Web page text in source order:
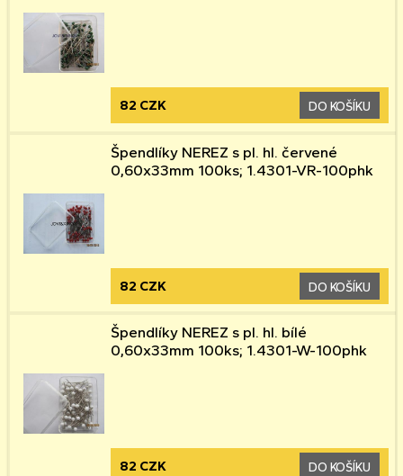
82 CZK DO KOŠÍKU
Špendlíky NEREZ s pl. hl. červené
0,60x33mm 100ks; 1.4301-VR-100phk
82 CZK DO KOŠÍKU
Špendlíky NEREZ s pl. hl. bílé
0,60x33mm 100ks; 1.4301-W-100phk
82 CZK DO KOŠÍKU